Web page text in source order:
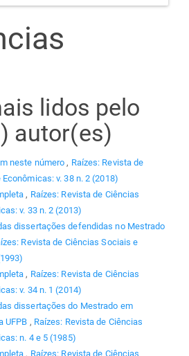
lidos pelo
autor(es)
neste número , Raízes: Revista de
v. 38 n. 2 (2018)
, Raízes: Revista de Ciências
v. 33 n. 2 (2013)
dissertações defendidas no Mestrado
Revista de Ciências Sociais e
, Raízes: Revista de Ciências
v. 34 n. 1 (2014)
dissertações do Mestrado em
UFPB , Raízes: Revista de Ciências
n. 4 e 5 (1985)
, Raízes: Revista de Ciências